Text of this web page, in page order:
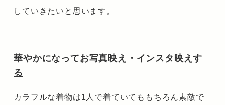
していきたいと思います。
華やかになってお写真映え・インスタ映えす
る
カラフルな着物は1人で着ていてももちろん素敵で